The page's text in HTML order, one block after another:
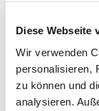
Diese Webseite
Wir verwenden
personalisieren,
zu können und
analysieren.
Handy:
0173
E-Mail:
info@og-